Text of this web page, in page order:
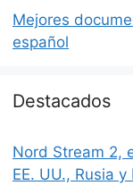
Mejores
español
Destacados
Nord Stream 2,
EE. UU., Rusia y